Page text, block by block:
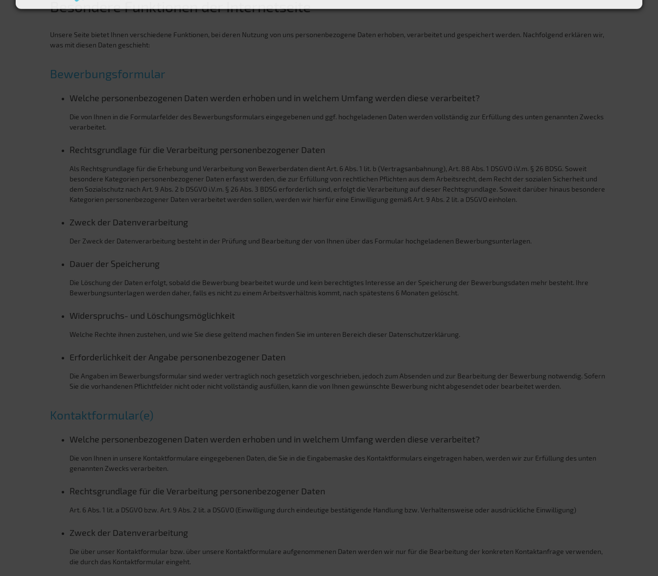
Besondere Funktionen der Internetseite
Unsere Seite bietet Ihnen verschiedene Funktionen, bei deren Nutzung von uns personenbezogene Daten erhoben, verarbeitet und gespeichert werden. Nachfolgend erklären wir,
was mit diesen Daten geschieht:
Bewerbungsformular
Welche personenbezogenen Daten werden erhoben und in welchem Umfang werden diese verarbeitet?
Die von Ihnen in die Formularfelder des Bewerbungsformulars eingegebenen und ggf. hochgeladenen Daten werden vollständig zur Erfüllung des unten genannten Zwecks
verarbeitet.
Rechtsgrundlage für die Verarbeitung personenbezogener Daten
Als Rechtsgrundlage für die Erhebung und Verarbeitung von Bewerberdaten dient Art. 6 Abs. 1 lit. b (Vertragsanbahnung), Art. 88 Abs. 1 DSGVO i.V.m. § 26 BDSG. Soweit
besondere Kategorien personenbezogener Daten erfasst werden, die zur Erfüllung von rechtlichen Pflichten aus dem Arbeitsrecht, dem Recht der sozialen Sicherheit und
dem Sozialschutz nach Art. 9 Abs. 2 b DSGVO i.V.m. § 26 Abs. 3 BDSG erforderlich sind, erfolgt die Verarbeitung auf dieser Rechtsgrundlage. Soweit darüber hinaus besondere
Kategorien personenbezogener Daten verarbeitet werden sollen, werden wir hierfür eine Einwilligung gemäß Art. 9 Abs. 2 lit. a DSGVO einholen.
Zweck der Datenverarbeitung
Der Zweck der Datenverarbeitung besteht in der Prüfung und Bearbeitung der von Ihnen über das Formular hochgeladenen Bewerbungsunterlagen.
Dauer der Speicherung
Die Löschung der Daten erfolgt, sobald die Bewerbung bearbeitet wurde und kein berechtigtes Interesse an der Speicherung der Bewerbungsdaten mehr besteht. Ihre
Bewerbungsunterlagen werden daher, falls es nicht zu einem Arbeitsverhältnis kommt, nach spätestens 6 Monaten gelöscht.
Widerspruchs- und Löschungsmöglichkeit
Welche Rechte ihnen zustehen, und wie Sie diese geltend machen finden Sie im unteren Bereich dieser Datenschutzerklärung.
Erforderlichkeit der Angabe personenbezogener Daten
Die Angaben im Bewerbungsformular sind weder vertraglich noch gesetzlich vorgeschrieben, jedoch zum Absenden und zur Bearbeitung der Bewerbung notwendig. Sofern
Sie die vorhandenen Pflichtfelder nicht oder nicht vollständig ausfüllen, kann die von Ihnen gewünschte Bewerbung nicht abgesendet oder bearbeitet werden.
Kontaktformular(e)
Welche personenbezogenen Daten werden erhoben und in welchem Umfang werden diese verarbeitet?
Die von Ihnen in unsere Kontaktformulare eingegebenen Daten, die Sie in die Eingabemaske des Kontaktformulars eingetragen haben, werden wir zur Erfüllung des unten
genannten Zwecks verarbeiten.
Rechtsgrundlage für die Verarbeitung personenbezogener Daten
Art. 6 Abs. 1 lit. a DSGVO bzw. Art. 9 Abs. 2 lit. a DSGVO (Einwilligung durch eindeutige bestätigende Handlung bzw. Verhaltensweise oder ausdrückliche Einwilligung)
Zweck der Datenverarbeitung
Die über unser Kontaktformular bzw. über unsere Kontaktformulare aufgenommenen Daten werden wir nur für die Bearbeitung der konkreten Kontaktanfrage verwenden,
die durch das Kontaktformular eingeht.